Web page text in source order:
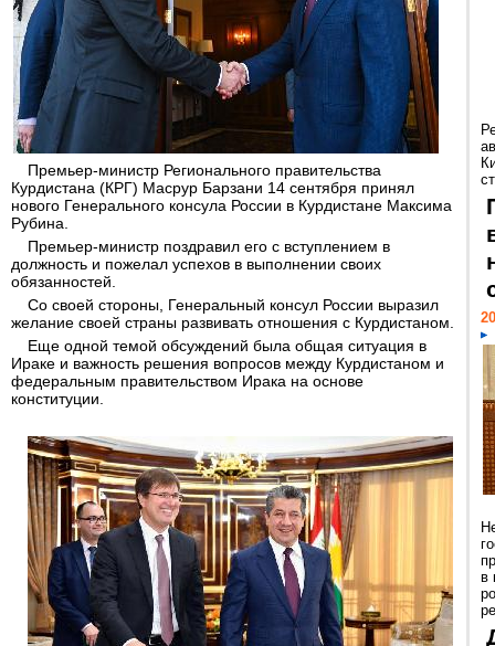
Премьер-министр Регионального правительства
Курдистана (КРГ) Масрур Барзани 14 сентября принял
нового Генерального консула России в Курдистане Максима
Рубина.
Премьер-министр поздравил его с вступлением в
должность и пожелал успехов в выполнении своих
обязанностей.
Со своей стороны, Генеральный консул России выразил
желание своей страны развивать отношения с Курдистаном.
Еще одной темой обсуждений была общая ситуация в
Ираке и важность решения вопросов между Курдистаном и
федеральным правительством Ирака на основе
конституции.
в